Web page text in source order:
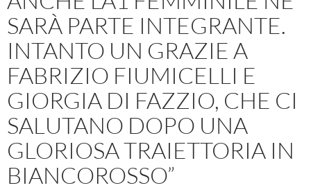
SARÀ PARTE INTEGRANTE.
INTANTO UN GRAZIE A
FABRIZIO FIUMICELLI E
GIORGIA DI FAZZIO, CHE CI
SALUTANO DOPO UNA
GLORIOSA TRAIETTORIA IN
BIANCOROSSO”